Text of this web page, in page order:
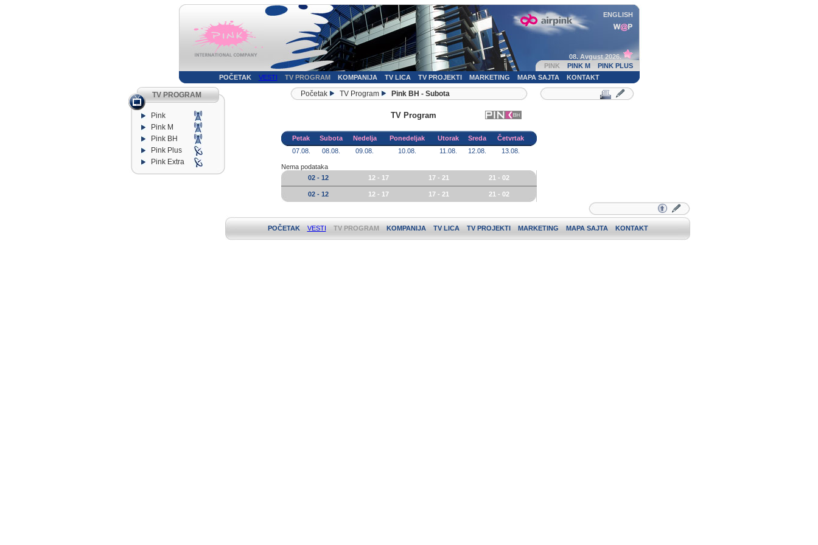
ENGLISH
08. Avgust 2026.
PINK
PINK M
PINK PLUS
POČETAK
VESTI TV PROGRAM KOMPANIJA TV LICA TV PROJEKTI MARKETING MAPA SAJTA KONTAKT
TV PROGRAM
Pink
Pink M
Pink BH
Pink Plus
Pink Extra
Početak TV Program Pink BH - Subota
TV Program
Petak Subota Nedelja Ponedeljak Utorak Sreda
Četvrtak
07.08.
08.08. 09.08. 10.08. 11.08. 12.08. 13.08.
Nema podataka
02 - 12
12 - 17 17 - 21 21 - 02
02 - 12 12 - 17 17 - 21 21 - 02
POČETAK VESTI TV PROGRAM KOMPANIJA TV LICA TV PROJEKTI MARKETING MAPA SAJTA KONTAKT